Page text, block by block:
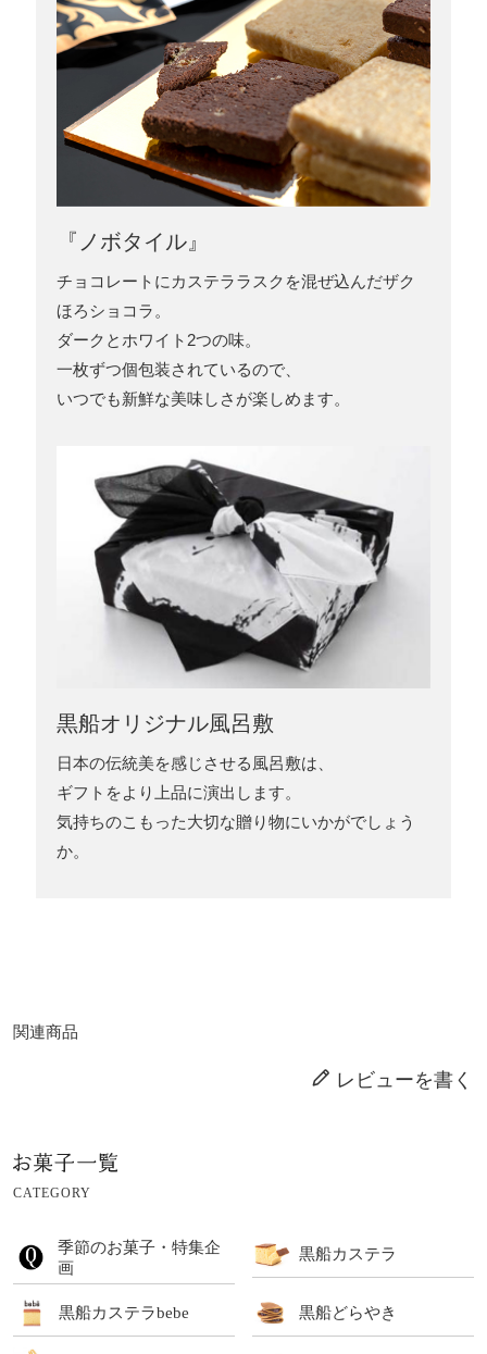
『ノボタイル』
チョコレートにカステララスクを混ぜ込んだザク
ほろショコラ。
ダークとホワイト2つの味。
一枚ずつ個包装されているので、
いつでも新鮮な美味しさが楽しめます。
黒船オリジナル風呂敷
日本の伝統美を感じさせる風呂敷は、
ギフトをより上品に演出します。
気持ちのこもった大切な贈り物にいかがでしょう
か。
関連商品
レビューを書く
CATEGORY
季節のお菓子・特集企
画
黒船カステラ
黒船カステラbebe 黒船どらやき